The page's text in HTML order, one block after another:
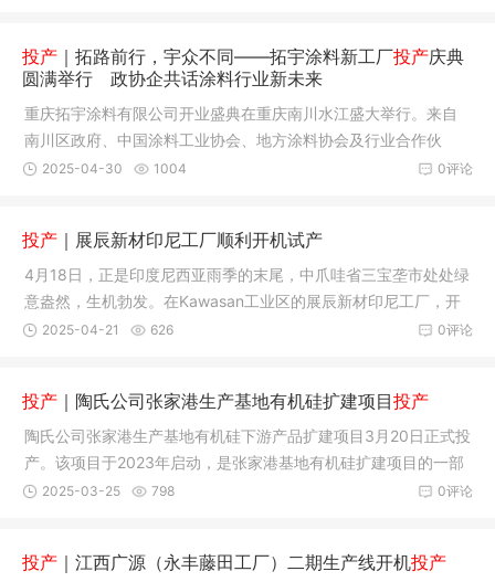
投产 ｜拓路前行，宇众不同——拓宇涂料新工厂投产庆典
圆满举行 政协企共话涂料行业新未来
重庆拓宇涂料有限公司开业盛典在重庆南川水江盛大举行。来自
南川区政府、中国涂料工业协会、地方涂料协会及行业合作伙
伴、各界挚友齐聚一堂，共同见证拓宇涂料正式投产这一恢弘启
0评论
2025-04-30 1004
投产 ｜展辰新材印尼工厂顺利开机试产
4月18日，正是印度尼西亚雨季的末尾，中爪哇省三宝垄市处处绿
意盎然，生机勃发。在Kawasan工业区的展辰新材印尼工厂，开
机试产仪式隆重举行。
0评论
2025-04-21 626
投产 ｜陶氏公司张家港生产基地有机硅扩建项目投产
陶氏公司张家港生产基地有机硅下游产品扩建项目3月20日正式投
产。该项目于2023年启动，是张家港基地有机硅扩建项目的一部
分。
0评论
2025-03-25 798
投产 ｜江西广源（永丰藤田工厂）二期生产线开机投产